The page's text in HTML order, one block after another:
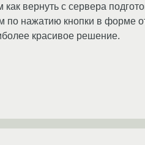
вернуть с сервера
по нажатию кнопки в форме
красивое решение.